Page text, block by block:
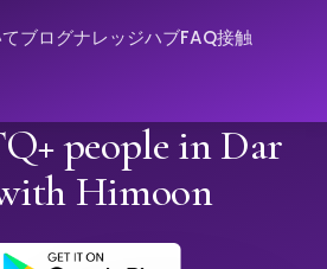
ブログナレッジハブFAQ接触
people in Dar
Himoon